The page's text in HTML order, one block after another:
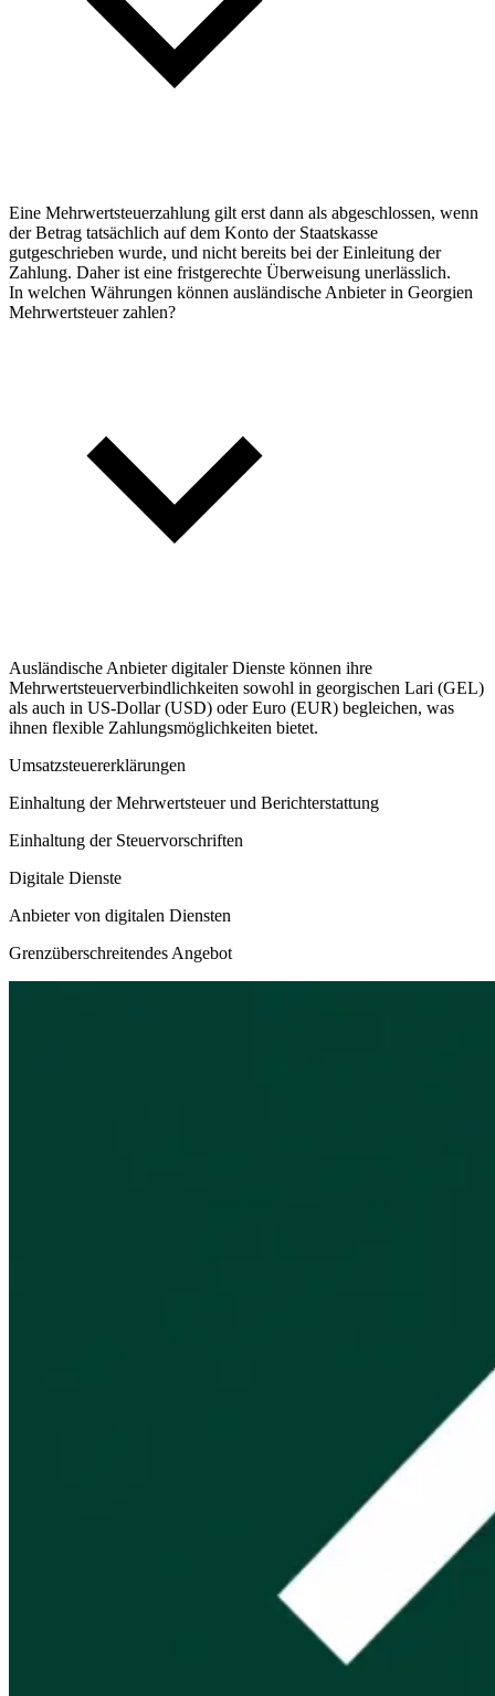
Eine Mehrwertsteuerzahlung gilt erst dann als abgeschlossen, wenn
der Betrag tatsächlich auf dem Konto der Staatskasse
gutgeschrieben wurde, und nicht bereits bei der Einleitung der
Zahlung. Daher ist eine fristgerechte Überweisung unerlässlich.
In welchen Währungen können ausländische Anbieter in Georgien
Mehrwertsteuer zahlen?
Ausländische Anbieter digitaler Dienste können ihre
Mehrwertsteuerverbindlichkeiten sowohl in georgischen Lari (GEL)
als auch in US-Dollar (USD) oder Euro (EUR) begleichen, was
ihnen flexible Zahlungsmöglichkeiten bietet.
Umsatzsteuererklärungen
Einhaltung der Mehrwertsteuer und Berichterstattung
Einhaltung der Steuervorschriften
Digitale Dienste
Anbieter von digitalen Diensten
Grenzüberschreitendes Angebot